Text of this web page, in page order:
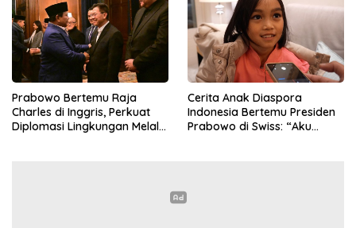
Prabowo Bertemu Raja
Charles di Inggris, Perkuat
Diplomasi Lingkungan Melalui
Cerita Anak Diaspora
Indonesia Bertemu Presiden
Prabowo di Swiss: “Aku